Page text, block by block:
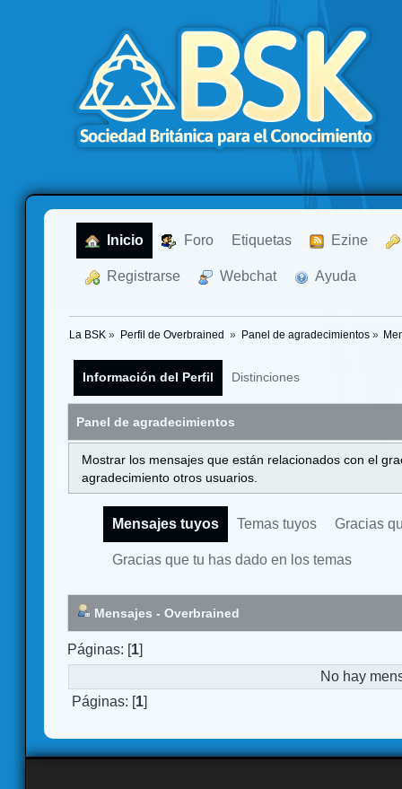
Inicio Foro Etiquetas Ezine
Registrarse Webchat Ayuda
La BSK » Perfil de Overbrained » Panel de agradecimientos»
Información del Perfil Distinciones
Panel de agradecimientos
Mostrar los mensajes que están relacionados con el
agradecimiento otros usuarios.
Mensajes tuyos Temas tuyos Gracias
Gracias que tu has dado en los temas
Mensajes - Overbrained
Páginas: [1]
No hay
Páginas: [1]